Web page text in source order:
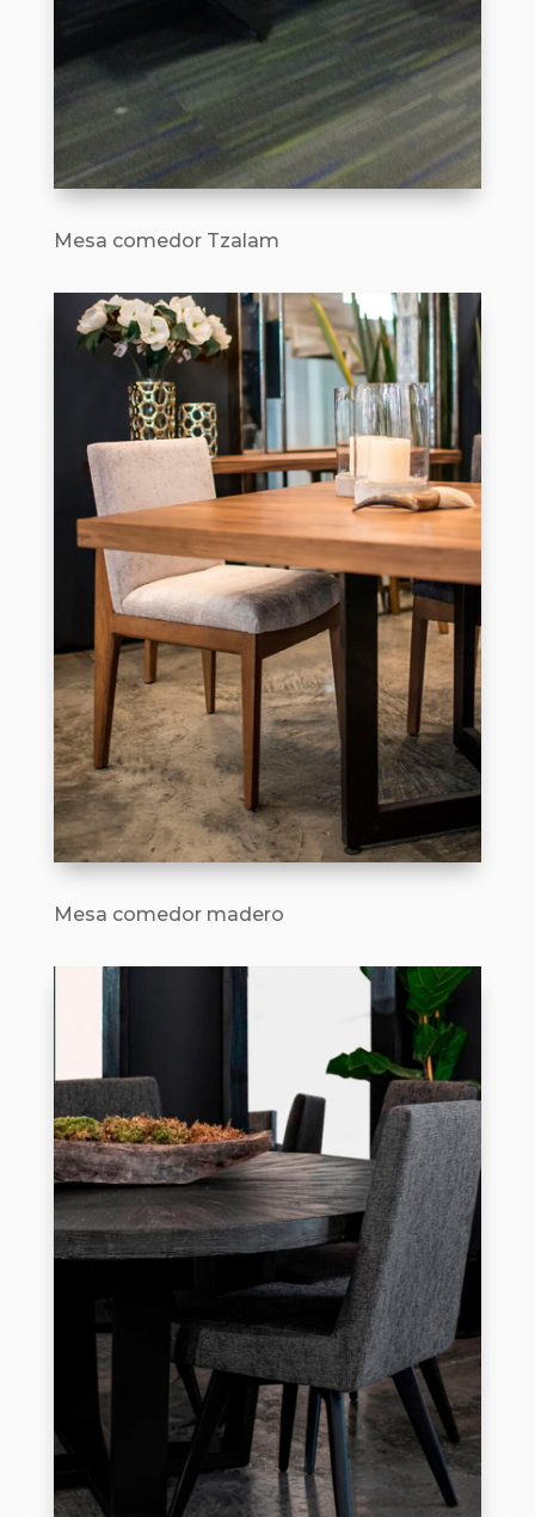
Mesa comedor Tzalam
Mesa comedor madero